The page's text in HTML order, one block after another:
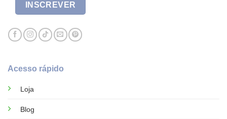
Acesso rápido
Loja
Blog